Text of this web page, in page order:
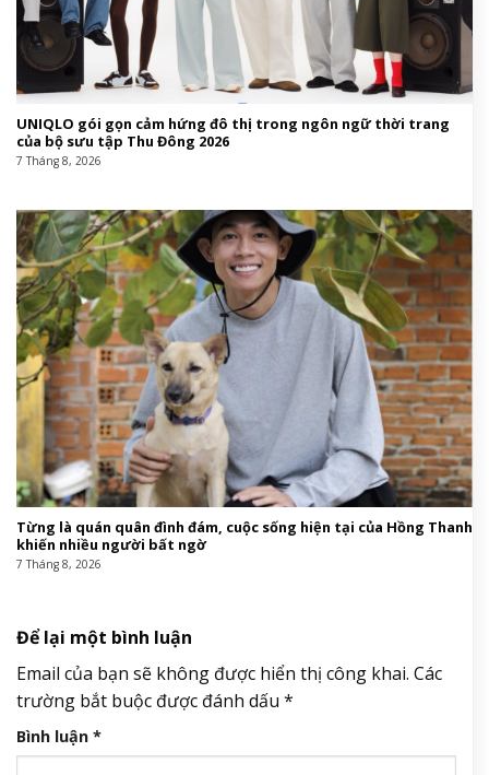
UNIQLO gói gọn cảm hứng đô thị trong ngôn ngữ thời trang
của bộ sưu tập Thu Đông 2026
7 Tháng 8, 2026
Từng là quán quân đình đám, cuộc sống hiện tại của Hồng Thanh
khiến nhiều người bất ngờ
7 Tháng 8, 2026
Để lại một bình luận
Email của bạn sẽ không được hiển thị công khai. Các
trường bắt buộc được đánh dấu *
Bình luận *